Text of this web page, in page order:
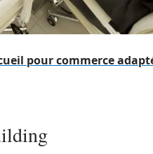
pour commerce